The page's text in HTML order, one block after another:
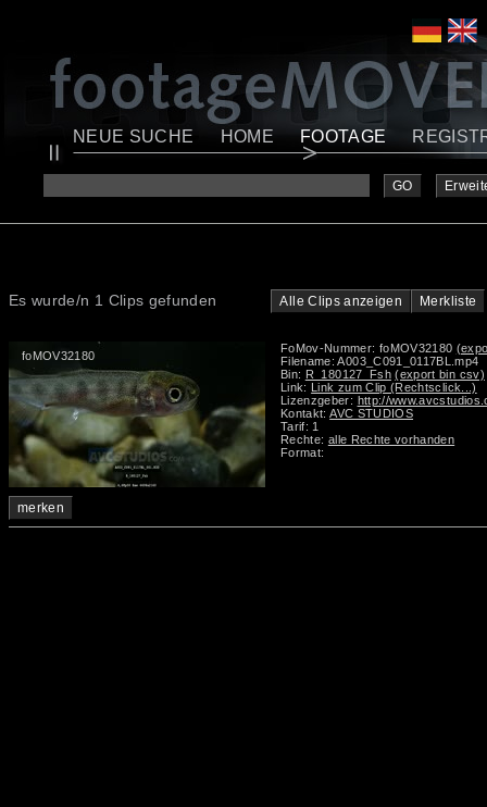
NEUE SUCHE HOME FOOTAGE
GO
Es wurde/n 1 Clips gefunden Alle Clips anzeigen Merkliste
foMOV32180
merken
FoMov-Nummer: foMOV32180
Filename: A003_C091_0117BL.mp4
Bin: R_180127_Fsh (export bin csv)
Link: Link zum Clip (Rechtsclick...)
Lizenzgeber: http://
Kontakt:AVC STUDIOS
Tarif: 1
Rechte: alle Rechte vorhanden
Format: